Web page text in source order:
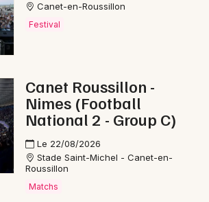
Roussillon
sorties
Canet-en-Roussillon
Festival
Canet Roussillon -
Nimes (Football
National 2 - Group C)
Le 22/08/2026
Stade Saint-Michel - Canet-en-
Roussillon
Matchs